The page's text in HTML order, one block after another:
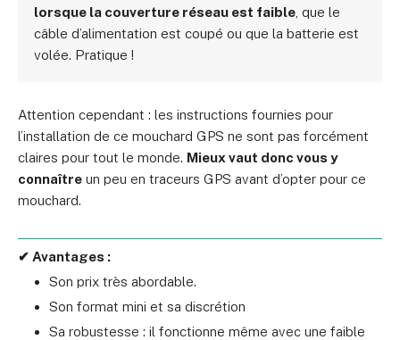
lorsque la couverture réseau est faible , que le
câble d’alimentation est coupé ou que la batterie est
volée. Pratique !
Attention cependant : les instructions fournies pour
l’installation de ce mouchard GPS ne sont pas forcément
claires pour tout le monde. Mieux vaut donc vous y
connaître un peu en traceurs GPS avant d’opter pour ce
mouchard.
✔ Avantages :
Son prix très abordable.
Son format mini et sa discrétion
Sa robustesse : il fonctionne même avec une faible